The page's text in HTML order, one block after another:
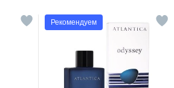
Рекомендуем